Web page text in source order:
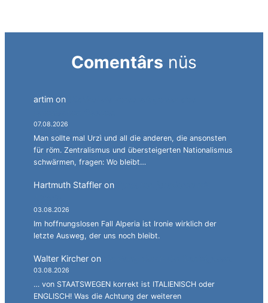
Comentârs nüs
artim on
07.08.2026
Man sollte mal Urzì und all die anderen, die ansonsten
für röm. Zentralismus und übersteigerten Nationalismus
schwärmen, fragen: Wo bleibt…
Hartmuth Staffler on
03.08.2026
Im hoffnungslosen Fall Alperia ist Ironie wirklich der
letzte Ausweg, der uns noch bleibt.
Walter Kircher on
03.08.2026
… von STAATSWEGEN korrekt ist ITALIENISCH oder
ENGLISCH! Was die Achtung der weiteren